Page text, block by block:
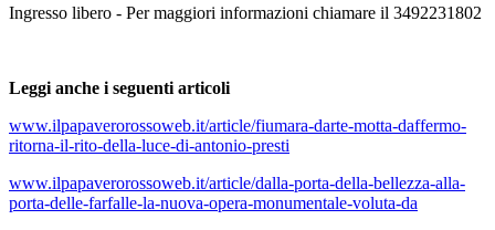
Ingresso libero - Per maggiori informazioni chiamare il 3492231802
Leggi anche i seguenti articoli
www.ilpapaverorossoweb.it/article/fiumara-darte-motta-daffermo-
ritorna-il-rito-della-luce-di-antonio-presti
www.ilpapaverorossoweb.it/article/dalla-porta-della-bellezza-alla-
porta-delle-farfalle-la-nuova-opera-monumentale-voluta-da